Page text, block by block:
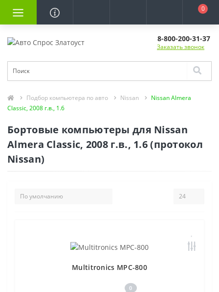
0
8-800-200-31-37
Заказать звонок
Подбор компьютера по авто Nissan
Nissan Almera
Classic, 2008 г.в., 1.6
Бортовые компьютеры для Nissan
Almera Classic, 2008 г.в., 1.6 (протокол
Nissan)
Multitronics MPC-800
0